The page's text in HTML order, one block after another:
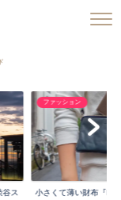
谷ス
ファッション
小さくて薄い財布『